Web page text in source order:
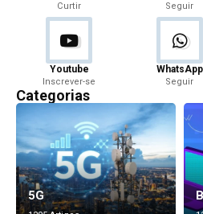
Curtir Seguir
Youtube
Inscrever-se
WhatsApp
Seguir
Categorias
5G